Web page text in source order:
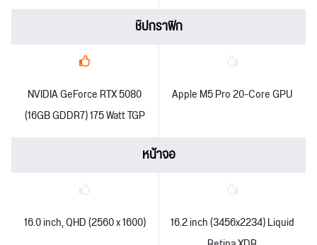
ชิปกราฟิก
NVIDIA GeForce RTX 5080
(16GB GDDR7) 175 Watt TGP
Apple M5 Pro 20-Core GPU
หน้าจอ
16.0 inch, QHD (2560 x 1600)
16.2 inch (3456x2234) Liquid